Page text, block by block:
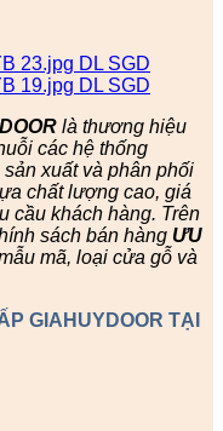
là thương hiệu
các hệ thống
sản xuất và phân phối
chất lượng cao, giá
cầu khách hàng. Trên
sách bán hàng ƯU
mã, loại cửa gỗ và
GIAHUYDOOR TẠI